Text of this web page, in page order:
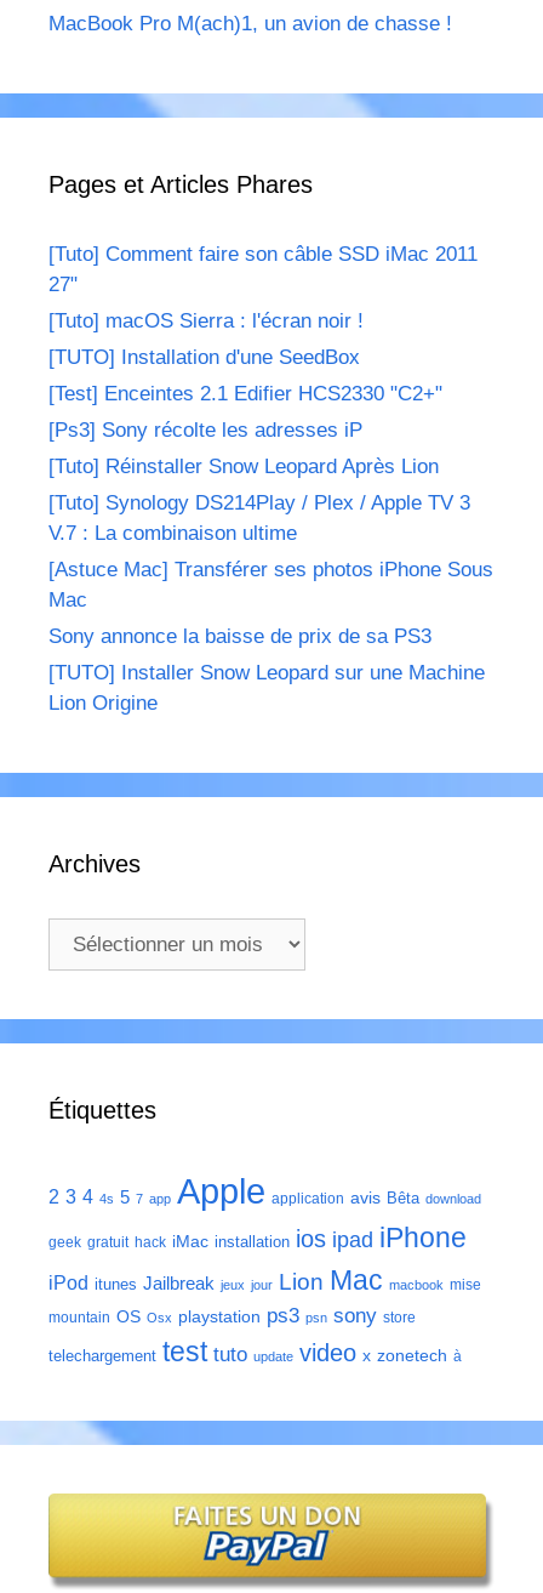
MacBook Pro M(ach)1, un avion de chasse !
Pages et Articles Phares
[Tuto] Comment faire son câble SSD iMac 2011
27"
[Tuto] macOS Sierra : l'écran noir !
[TUTO] Installation d'une SeedBox
[Test] Enceintes 2.1 Edifier HCS2330 "C2+"
[Ps3] Sony récolte les adresses iP
[Tuto] Réinstaller Snow Leopard Après Lion
[Tuto] Synology DS214Play / Plex / Apple TV 3
V.7 : La combinaison ultime
[Astuce Mac] Transférer ses photos iPhone Sous
Mac
Sony annonce la baisse de prix de sa PS3
[TUTO] Installer Snow Leopard sur une Machine
Lion Origine
Archives
Archives
Étiquettes
2 3 4 4s 5 7 app Apple application avis Bêta download
geek gratuit hack iMac installation ios ipad iPhone
iPod itunes Jailbreak jeux jour Lion Mac macbook mise
mountain OS Osx playstation ps3 psn sony store
telechargement test tuto update video x zonetech à